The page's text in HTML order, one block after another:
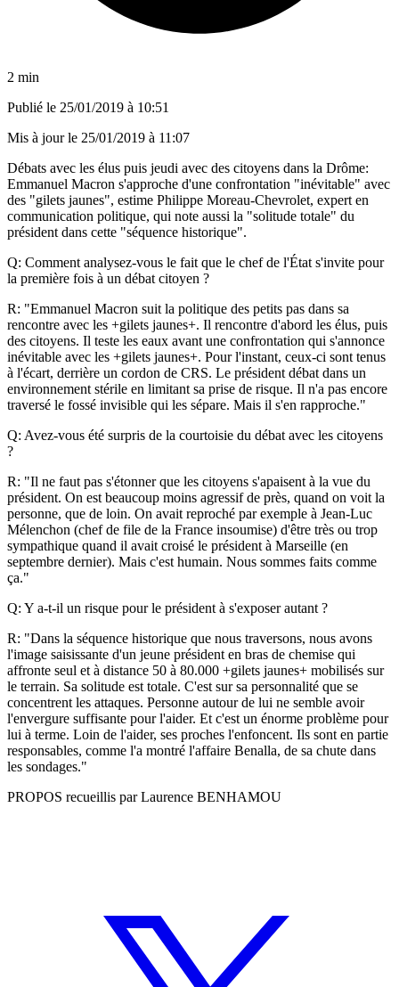
2 min
Publié le 25/01/2019 à 10:51
Mis à jour le 25/01/2019 à 11:07
Débats avec les élus puis jeudi avec des citoyens dans la Drôme:
Emmanuel Macron s'approche d'une confrontation "inévitable" avec
des "gilets jaunes", estime Philippe Moreau-Chevrolet, expert en
communication politique, qui note aussi la "solitude totale" du
président dans cette "séquence historique".
Q: Comment analysez-vous le fait que le chef de l'État s'invite pour
la première fois à un débat citoyen ?
R: "Emmanuel Macron suit la politique des petits pas dans sa
rencontre avec les +gilets jaunes+. Il rencontre d'abord les élus, puis
des citoyens. Il teste les eaux avant une confrontation qui s'annonce
inévitable avec les +gilets jaunes+. Pour l'instant, ceux-ci sont tenus
à l'écart, derrière un cordon de CRS. Le président débat dans un
environnement stérile en limitant sa prise de risque. Il n'a pas encore
traversé le fossé invisible qui les sépare. Mais il s'en rapproche."
Q: Avez-vous été surpris de la courtoisie du débat avec les citoyens
?
R: "Il ne faut pas s'étonner que les citoyens s'apaisent à la vue du
président. On est beaucoup moins agressif de près, quand on voit la
personne, que de loin. On avait reproché par exemple à Jean-Luc
Mélenchon (chef de file de la France insoumise) d'être très ou trop
sympathique quand il avait croisé le président à Marseille (en
septembre dernier). Mais c'est humain. Nous sommes faits comme
ça."
Q: Y a-t-il un risque pour le président à s'exposer autant ?
R: "Dans la séquence historique que nous traversons, nous avons
l'image saisissante d'un jeune président en bras de chemise qui
affronte seul et à distance 50 à 80.000 +gilets jaunes+ mobilisés sur
le terrain. Sa solitude est totale. C'est sur sa personnalité que se
concentrent les attaques. Personne autour de lui ne semble avoir
l'envergure suffisante pour l'aider. Et c'est un énorme problème pour
lui à terme. Loin de l'aider, ses proches l'enfoncent. Ils sont en partie
responsables, comme l'a montré l'affaire Benalla, de sa chute dans
les sondages."
PROPOS recueillis par Laurence BENHAMOU